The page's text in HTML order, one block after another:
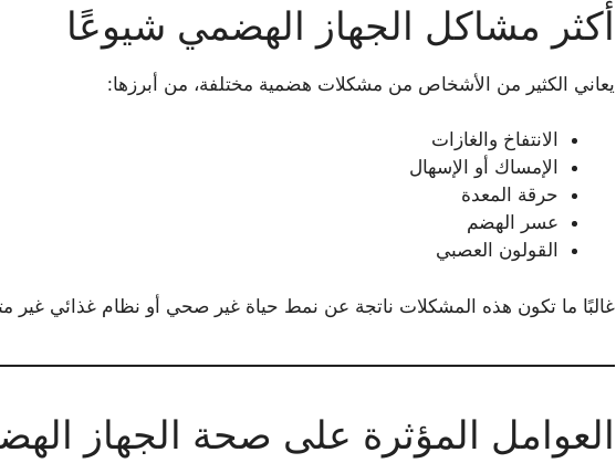
أكثر مشاكل الجهاز الهضمي شيوعًا
يعاني الكثير من الأشخاص من مشكلات هضمية مختلفة، من أبرزها:
الانتفاخ والغازات
الإمساك أو الإسهال
حرقة المعدة
عسر الهضم
القولون العصبي
غالبًا ما تكون هذه المشكلات ناتجة عن نمط حياة غير صحي أو نظام غذائي غير
العوامل المؤثرة على صحة الجهاز